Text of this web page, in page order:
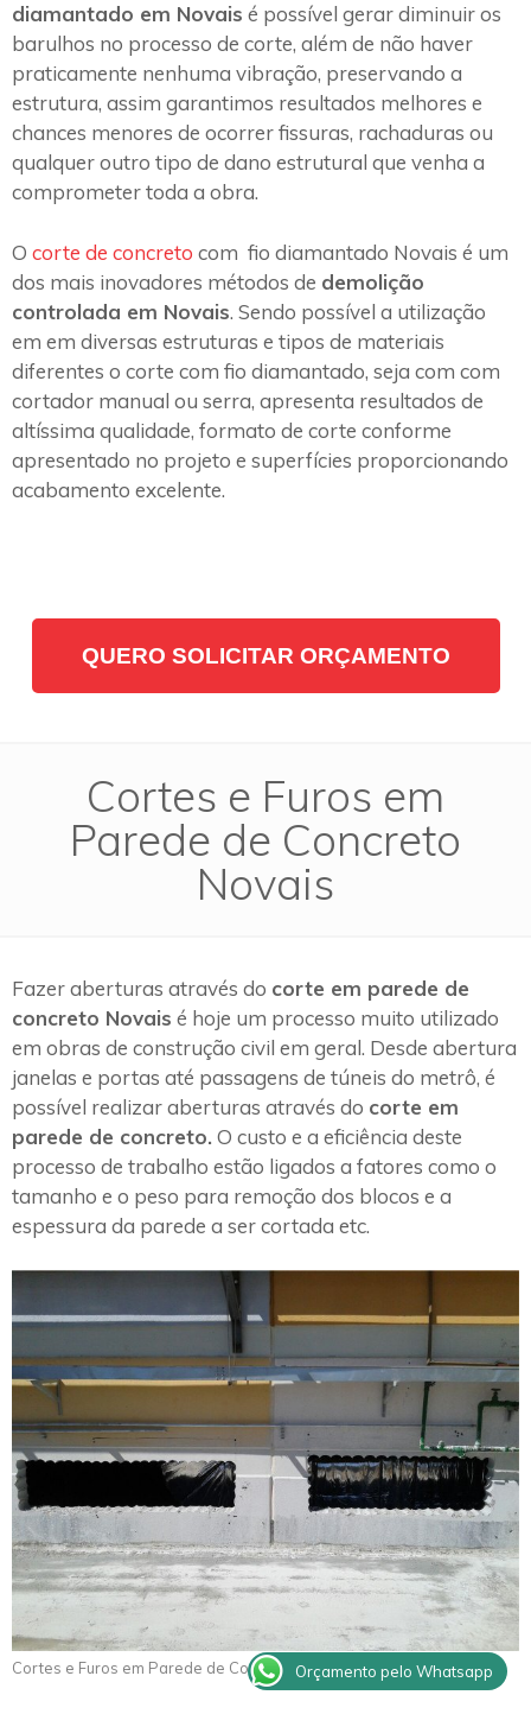
diamantado em Novais é possível gerar diminuir os
barulhos no processo de corte, além de não haver
praticamente nenhuma vibração, preservando a
estrutura, assim garantimos resultados melhores e
chances menores de ocorrer fissuras, rachaduras ou
qualquer outro tipo de dano estrutural que venha a
comprometer toda a obra.
O corte de concreto com fio diamantado Novais é um
dos mais inovadores métodos de demolição
controlada em Novais. Sendo possível a utilização
em em diversas estruturas e tipos de materiais
diferentes o corte com fio diamantado, seja com com
cortador manual ou serra, apresenta resultados de
altíssima qualidade, formato de corte conforme
apresentado no projeto e superfícies proporcionando
acabamento excelente.
QUERO SOLICITAR ORÇAMENTO
Cortes e Furos em
Parede de Concreto
Novais
Fazer aberturas através do corte em parede de
concreto Novais é hoje um processo muito utilizado
em obras de construção civil em geral. Desde abertura
janelas e portas até passagens de túneis do metrô, é
possível realizar aberturas através do corte em
parede de concreto. O custo e a eficiência deste
processo de trabalho estão ligados a fatores como o
tamanho e o peso para remoção dos blocos e a
espessura da parede a ser cortada etc.
Cortes e Furos em Parede de Concreto NovaisOrçamento pelo Whatsapp